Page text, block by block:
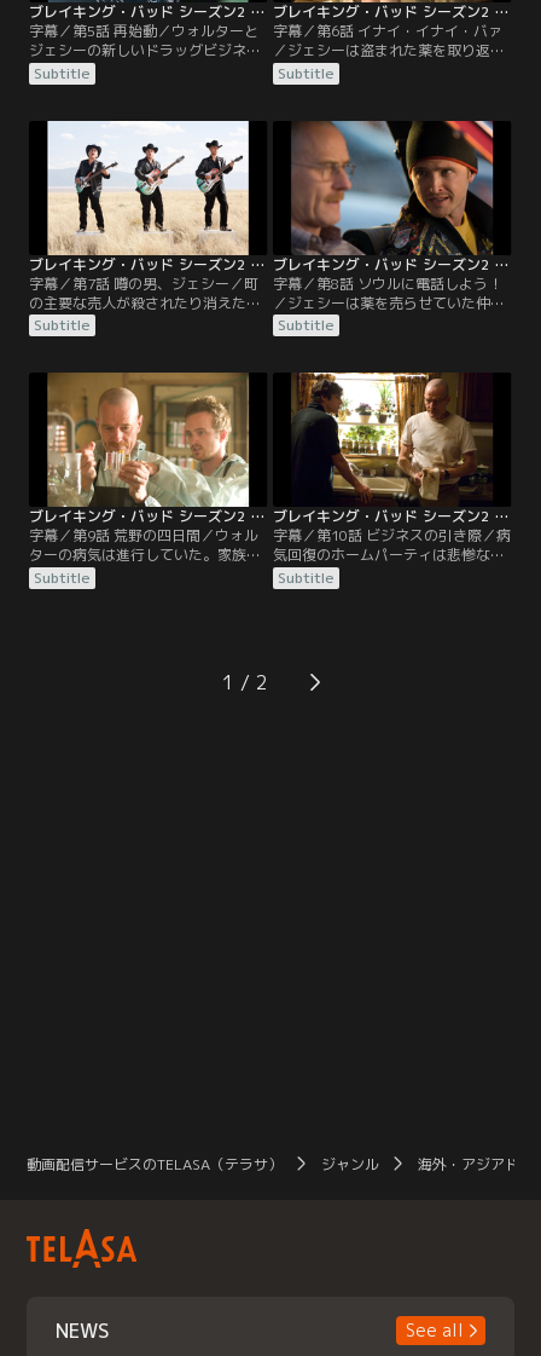
ブレイキング・バッド シーズン2 第05話／字幕
字幕／第5話 再始動／ウォルターと
ジェシーの新しいドラッグビジネス
の方法は無理をせず小売から始める
ことだった。ウォルターが少量を制
さばく。大がかりな取引はしない。
そしてそれは成功し、多大な成果を
上げた。順調に進む中ある中毒者カ
ップルに薬を盗まれてしまう。ウォ
ルターは強気にその奪還のため銃を
手にする。
Subtitle
ブレイキング・バッド シーズン2 第06話／字幕
字幕／第6話 イナイ・イナイ・バァ
／ジェシーは盗まれた薬を取り返す
ため中毒者カップルの家に乗り込
む。ウォルターから命を奪えとまで
カップルから何とか残された薬を取
戻し、最悪の事態は避けることがで
きた。ジェシーはかつての仕事仲間
シュワルツからの治療の資金援助の
申し出を断っていたが…。
Subtitle
ブレイキング・バッド シーズン2 第07話／字幕
字幕／第7話 噂の男、ジェシー／町
の主要な売人が殺されたり消えたり
したことでジェシーに薬を求める客
が増えた。ジェシーは町の大物売人
いる。ウォルターは薬を盗まれた恨
みでジェシーとの仕事を拒否するつ
もりでいたが、そういうわけにはい
かなくなっていた。スカイラーはお
金のこともあり、再就職をする。
Subtitle
ブレイキング・バッド シーズン2 第08話／字幕
字幕／第8話 ソウルに電話しよう！
／ジェシーは薬を売らせていた仲間
バジャーの逮捕の弁護にソウル・グ
ッドマンを雇う。ソウルはしたたか
を密告すれば釈放が可能だとバジャ
ーを説得する。自分たちの名前が出
ることを恐れたウォルターとジェシ
ーはソウルを誘拐する。ソウルはウ
ォルターたちが麻薬密売には実は素
人であることを知り…。
Subtitle
ブレイキング・バッド シーズン2 第09話／字幕
字幕／第9話 荒野の四日間／ウォル
ターの病気は進行していた。家族に
財産を残すことを考え、それにはド
ラッグ製造をするしかないと考える
こもって夢中でドラッグを製造し
た。ジェシーのミスで車のバッテリ
Subtitle
ブレイキング・バッド シーズン2 第10話／字幕
字幕／第10話 ビジネスの引き際／病
気回復のホームパーティは悲惨な終
焉となった。逆上したウォルターに
皆呆れ果ててしまう。スカイラーも
ェーンとの関係に夢を描くが、ジェ
ーンの父親の来訪から事態が急変し
Subtitle
1
動画配信サービスのTELASA（テラサ） ジャンル 海外・アジアドラ
NEWS See all